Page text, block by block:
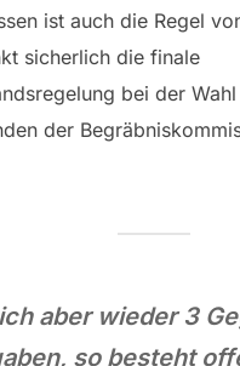
ist auch die Regel
sicherlich die finale
bei der
der
aber wieder 3
so besteht